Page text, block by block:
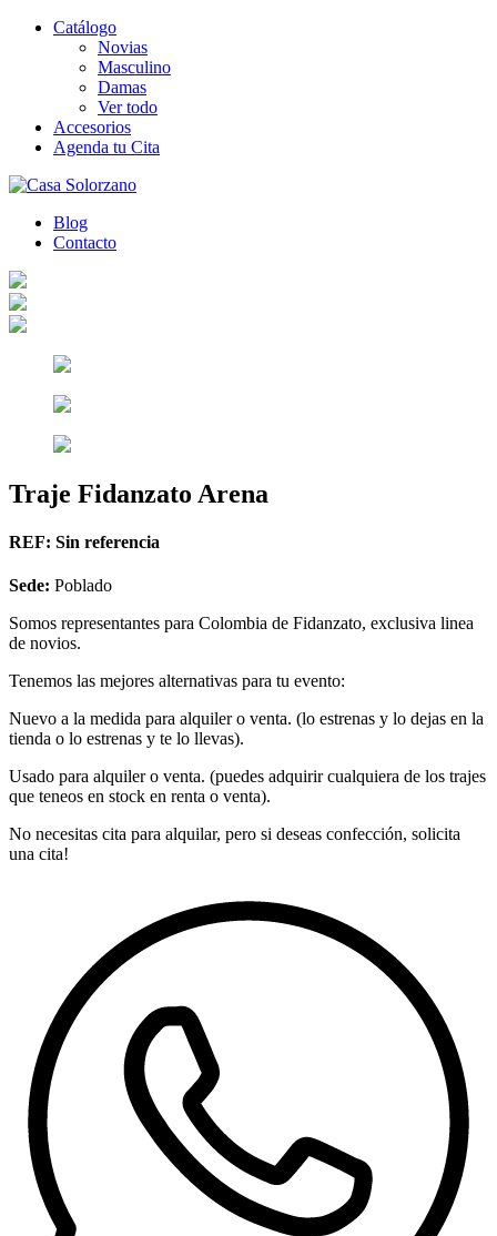
Catálogo
Novias
Masculino
Damas
Ver todo
Accesorios
Agenda tu Cita
Blog
Contacto
Traje Fidanzato Arena
REF: Sin referencia
Sede: Poblado
Somos representantes para Colombia de Fidanzato, exclusiva linea
de novios.
Tenemos las mejores alternativas para tu evento:
Nuevo a la medida para alquiler o venta. (lo estrenas y lo dejas en la
tienda o lo estrenas y te lo llevas).
Usado para alquiler o venta. (puedes adquirir cualquiera de los trajes
que teneos en stock en renta o venta).
No necesitas cita para alquilar, pero si deseas confección, solicita
una cita!